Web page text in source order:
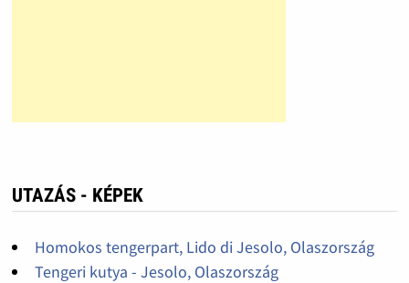
UTAZÁS - KÉPEK
Homokos tengerpart, Lido di Jesolo, Olaszország
Tengeri kutya - Jesolo, Olaszország